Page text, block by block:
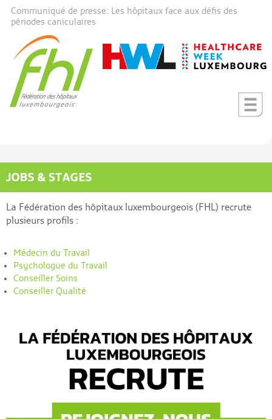
Communiqué de presse: Les hôpitaux face aux défis des
périodes caniculaires
La Fédération des hôpitaux luxembourgeois (FHL) recrute
plusieurs profils :
Médecin du Travail
Psychologue du Travail
Conseiller Soins
Conseiller Qualité